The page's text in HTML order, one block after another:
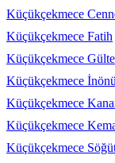
Küçükçekmece
Küçükçekmece Fatih
Küçükçekmece
Küçükçekmece
Küçükçekmece
Küçükçekmece
Küçükçekmece